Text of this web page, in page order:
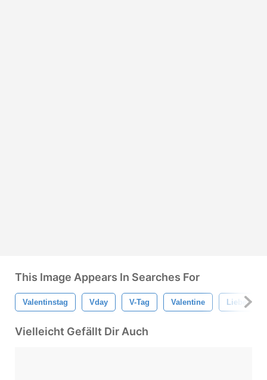
This Image Appears In Searches For
Valentinstag Vday V-Tag Valentine Liebe
Vielleicht Gefällt Dir Auch